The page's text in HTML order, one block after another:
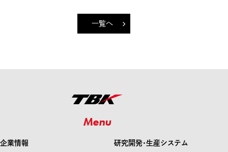
一覧へ
Menu
企業情報 研究開発･生産システム